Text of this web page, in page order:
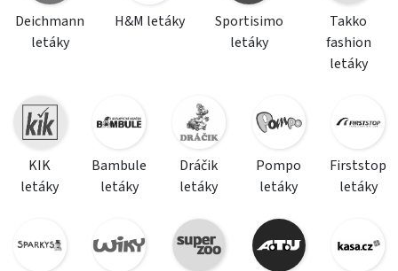
Deichmann
letáky
H&M letáky
Sportisimo
letáky
Takko
fashion
letáky
KIK
letáky
Bambule
letáky
Dráčik
letáky
Pompo
letáky
Firststop
letáky